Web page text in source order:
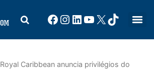
Royal Caribbean anuncia privilégios do